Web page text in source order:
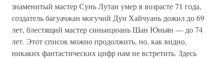
знаменитый мастер Сунь Лутан умер в возрасте 71 года,
создатель багуачжан могучий Дун Хайчуань дожил до 69
лет, блестящий мастер синьицюань Шан Юньян — до 74
лет. Этот список можно продолжить, но, как видно,
никаких фантастических цифр нам не встретить. Здесь